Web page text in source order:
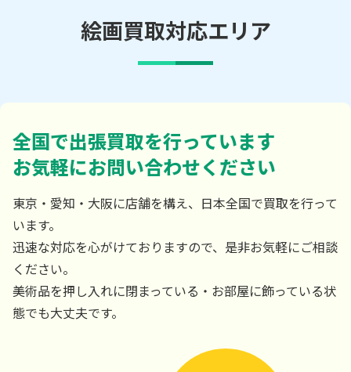
絵画買取対応エリア
全国で出張買取を行っています
お気軽にお問い合わせください
東京・愛知・大阪に店舗を構え、日本全国で買取を行って
います。
迅速な対応を心がけておりますので、是非お気軽にご相談
ください。
美術品を押し入れに閉まっている・お部屋に飾っている状
態でも大丈夫です。